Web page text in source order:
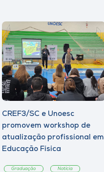
CREF3/SC e Unoesc
promovem workshop de
atualização profissional em
Educação Física
Graduação Notícia